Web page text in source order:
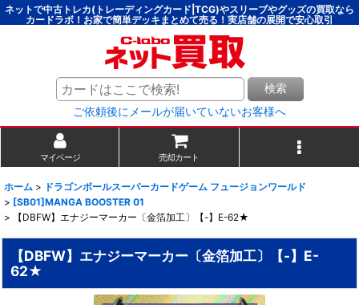
ネットで中古トレカ(トレーディングカード|TCG)やスリーブやグッズの買取なら
カードラボ！お家で簡単デッキまとめて売る！実店舗の展開で安心取引
検索
ご依頼後にメールが届いていないお客様へ
マイページ 売却カート
ホーム > ドラゴンボールスーパーカードゲーム フュージョンワールド
> [SB01]MANGA BOOSTER 01
>
【DBFW】エナジーマーカー〔金箔加工〕【-】E-62★
【DBFW】エナジーマーカー〔金箔加工〕【-】E-
62★